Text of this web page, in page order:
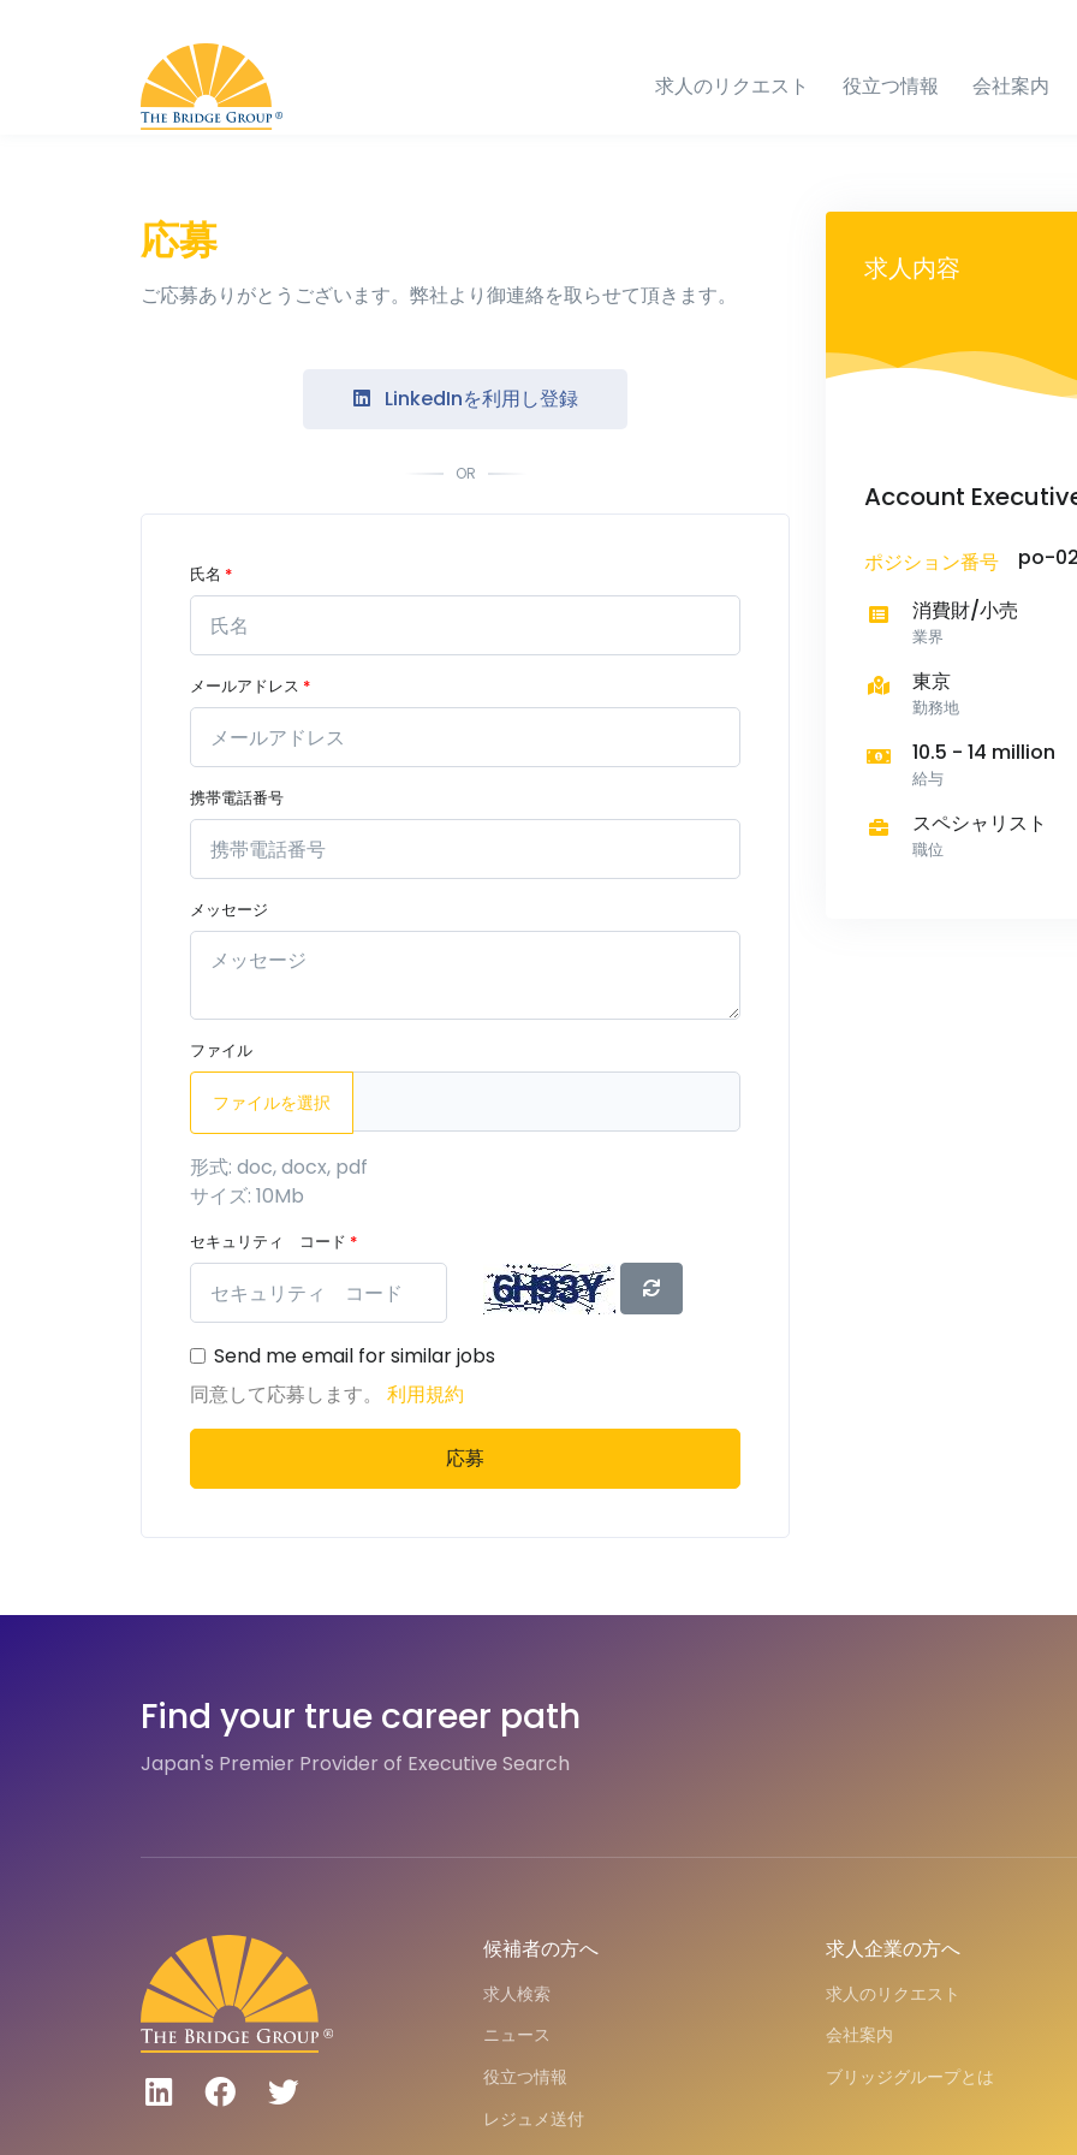
求人のリクエスト 役立つ情報 会社案内
応募
ご応募ありがとうございます。弊社より御連絡を取らせて頂きます。
LinkedInを利用し登録
OR
氏名 *
メールアドレス *
携帯電話番号
メッセージ
ファイル
ファイルを選択
形式: doc, docx, pdf
サイズ: 10Mb
セキュリティ コード *
Send me email for similar jobs
同意して応募します。 利用規約
応募
求人内容
Account
ポジション番号
po-
消費財/小売
業界
東京
勤務地
10.5 - 14 million
給与
スペシャリスト
職位
Find your true career path
Japan's Premier Provider of Executive Search
候補者の方へ
求人検索
ニュース
役立つ情報
レジュメ送付
求人企業の方へ
求人のリクエスト
会社案内
ブリッジグループとは